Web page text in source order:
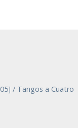
/ Tangos a Cuatro